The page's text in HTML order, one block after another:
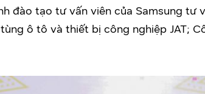
đào tạo tư vấn viên của Samsung tư
ô tô và thiết bị công nghiệp JAT;